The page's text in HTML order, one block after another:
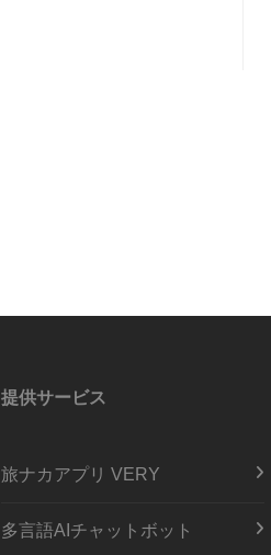
提供サービス
旅ナカアプリ VERY
多言語AIチャットボット